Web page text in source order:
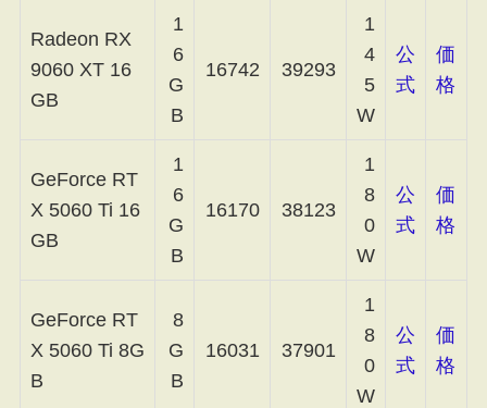
Radeon RX
9060 XT 16
GB
1
6
G
B
16742 39293
1
4
5
W
公
式
価
格
GeForce RT
X 5060 Ti 16
GB
1
6
G
B
16170 38123
1
8
0
W
公
式
価
格
GeForce RT
X 5060 Ti 8G
B
8
G
B
16031 37901
1
8
0
W
公
式
価
格